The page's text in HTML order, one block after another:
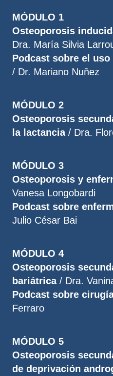
MÓDULO 1
Osteoporosis
Dra. María Silvia
Podcast sobre el
/ Dr. Mariano Nuñez
MÓDULO 2
Osteoporosis
la lactancia/ Dra.
MÓDULO 3
Osteoporosis y
Vanesa Longobardi
Podcast sobre
Julio César Bai
MÓDULO 4
Osteoporosis
bariátrica / Dra.
Podcast sobre
Ferraro
MÓDULO 5
Osteoporosis
de deprivación